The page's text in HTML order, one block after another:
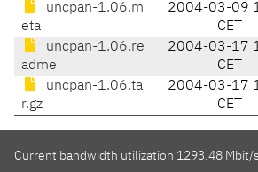
uncpan-1.06.m
eta
2004-03-09
CET
uncpan-1.06.re
adme
2004-03-17
CET
uncpan-1.06.ta
r.gz
2004-03-17
CET
Current bandwidth utilization 1293.48 Mbit/s